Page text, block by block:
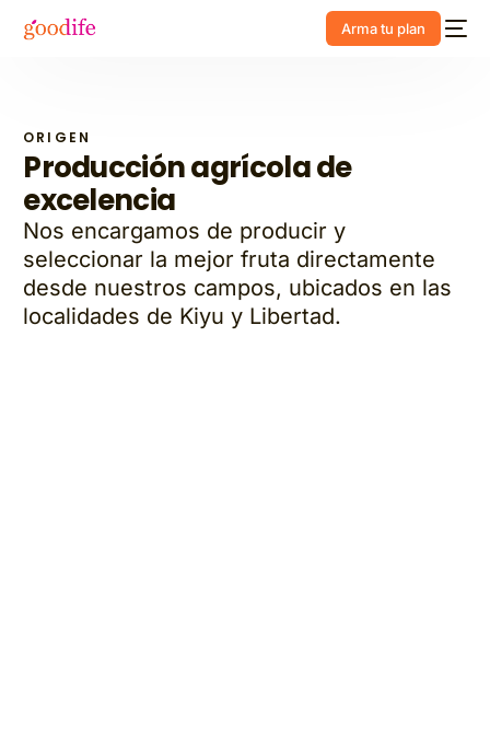
Arma tu plan
ORIGEN
Producción agrícola de
excelencia
Nos encargamos de producir y
seleccionar la mejor fruta directamente
desde nuestros campos, ubicados en las
localidades de Kiyu y Libertad.